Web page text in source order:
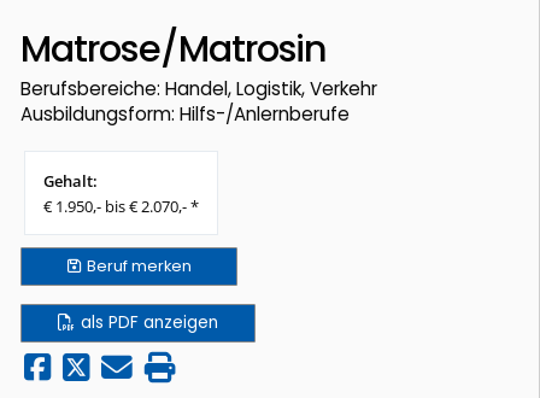
Matrose/Matrosin
Berufsbereiche: Handel, Logistik, Verkehr
Ausbildungsform: Hilfs-/Anlernberufe
Gehalt:
€ 1.950,- bis € 2.070,- *
Berufmerken
als PDF anzeigen